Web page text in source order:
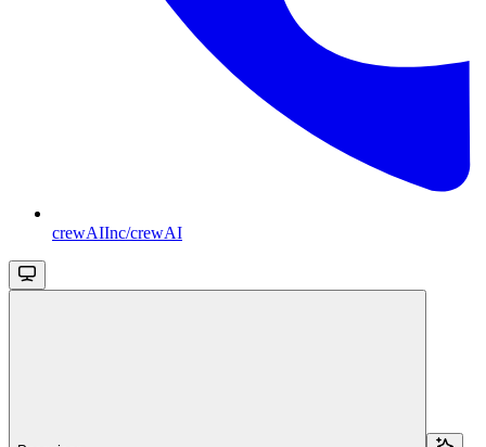
crewAIInc/crewAI